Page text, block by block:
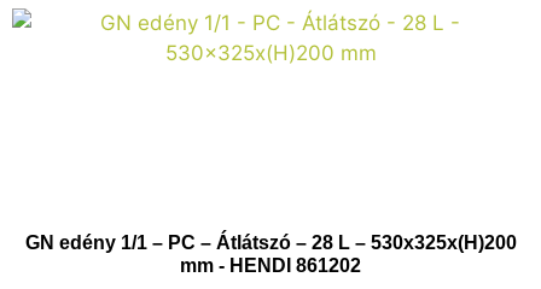
GN edény 1/1 – PC – Átlátszó – 28 L – 530x325x(H)200
mm - HENDI 861202